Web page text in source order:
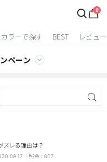
0
カラーで探す BEST レビュー
ペーン
ズレる理由は？
807